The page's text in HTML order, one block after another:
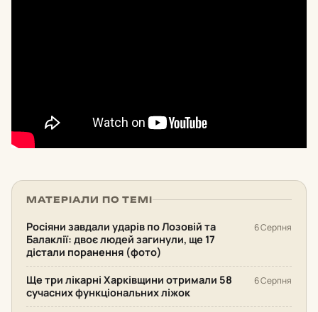
МАТЕРІАЛИ ПО ТЕМІ
Росіяни завдали ударів по Лозовій та
Балаклії: двоє людей загинули, ще 17
дістали поранення (фото)
6 Серпня
Ще три лікарні Харківщини отримали 58
сучасних функціональних ліжок
6 Серпня